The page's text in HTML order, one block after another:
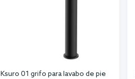
Ksuro 01 grifo para lavabo de pie